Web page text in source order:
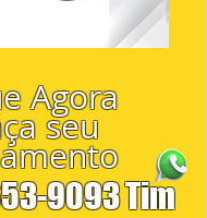
Agora
seu
9093Tim